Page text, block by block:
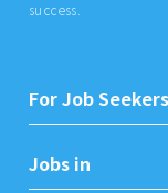
success.
For Job Seekers
Jobs in